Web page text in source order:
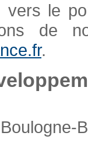
le
de
.